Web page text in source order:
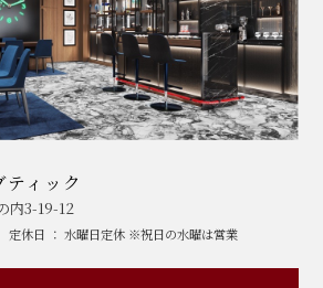
ィック
内3-19-12
定休日 ： 水曜日定休 ※祝日の水曜は営業